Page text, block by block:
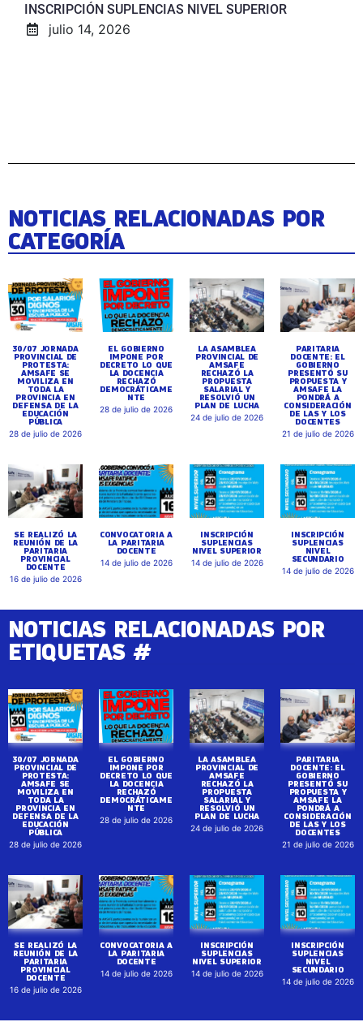
INSCRIPCIÓN SUPLENCIAS NIVEL SUPERIOR
julio 14, 2026
NOTICIAS RELACIONADAS POR
CATEGORÍA
30/07 JORNADA
PROVINCIAL DE
PROTESTA:
AMSAFE SE
MOVILIZA EN
TODA LA
PROVINCIA EN
DEFENSA DE LA
EDUCACIÓN
PÚBLICA
28 de julio de 2026
EL GOBIERNO
IMPONE POR
DECRETO LO QUE
LA DOCENCIA
RECHAZÓ
DEMOCRÁTICAME
NTE
28 de julio de 2026
LA ASAMBLEA
PROVINCIAL DE
AMSAFE
RECHAZÓ LA
PROPUESTA
SALARIAL Y
RESOLVIÓ UN
PLAN DE LUCHA
24 de julio de 2026
PARITARIA
DOCENTE: EL
GOBIERNO
PRESENTÓ SU
PROPUESTA Y
AMSAFE LA
PONDRÁ A
CONSIDERACIÓN
DE LAS Y LOS
DOCENTES
21 de julio de 2026
SE REALIZÓ LA
REUNIÓN DE LA
PARITARIA
PROVINCIAL
DOCENTE
16 de julio de 2026
CONVOCATORIA A
LA PARITARIA
DOCENTE
14 de julio de 2026
INSCRIPCIÓN
SUPLENCIAS
NIVEL SUPERIOR
14 de julio de 2026
INSCRIPCIÓN
SUPLENCIAS
NIVEL
SECUNDARIO
14 de julio de 2026
NOTICIAS RELACIONADAS POR
ETIQUETAS #
30/07 JORNADA
PROVINCIAL DE
PROTESTA:
AMSAFE SE
MOVILIZA EN
TODA LA
PROVINCIA EN
DEFENSA DE LA
EDUCACIÓN
PÚBLICA
28 de julio de 2026
EL GOBIERNO
IMPONE POR
DECRETO LO QUE
LA DOCENCIA
RECHAZÓ
DEMOCRÁTICAME
NTE
28 de julio de 2026
LA ASAMBLEA
PROVINCIAL DE
AMSAFE
RECHAZÓ LA
PROPUESTA
SALARIAL Y
RESOLVIÓ UN
PLAN DE LUCHA
24 de julio de 2026
PARITARIA
DOCENTE: EL
GOBIERNO
PRESENTÓ SU
PROPUESTA Y
AMSAFE LA
PONDRÁ A
CONSIDERACIÓN
DE LAS Y LOS
DOCENTES
21 de julio de 2026
SE REALIZÓ LA
REUNIÓN DE LA
PARITARIA
PROVINCIAL
DOCENTE
16 de julio de 2026
CONVOCATORIA A
LA PARITARIA
DOCENTE
14 de julio de 2026
INSCRIPCIÓN
SUPLENCIAS
NIVEL SUPERIOR
14 de julio de 2026
INSCRIPCIÓN
SUPLENCIAS
NIVEL
SECUNDARIO
14 de julio de 2026